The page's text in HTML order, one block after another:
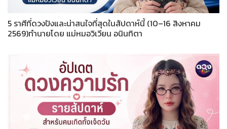
5 ราศีที่ดวงปังและน่าสนใจที่สุดในสัปดาห์นี้ (10–16 สิงหาคม
2569)ทำนายโดย แม่หมอวิเวียน อนินทิตา